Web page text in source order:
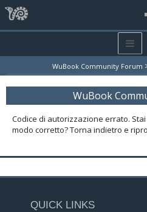
WuBook Community Forum
WuBook
Codice di autorizzazione errato.
modo corretto? Torna indietro e
QUICK LINKS